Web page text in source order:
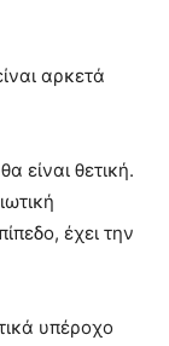
αρκετά
είναι θετική.
έχει την
υπέροχο